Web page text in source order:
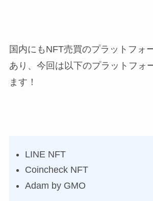
国内にもNFT売買のプラットフォ
あり、今回は以下のプラットフォ
ます！
LINE NFT
Coincheck NFT
Adam by GMO